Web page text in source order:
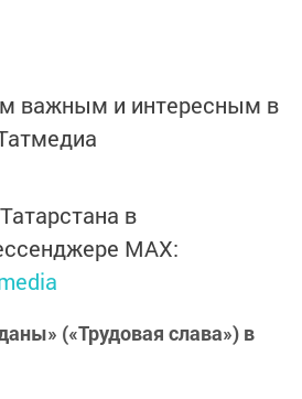
важным и интересным в
в
MАХ:
(«Трудовая слава») в